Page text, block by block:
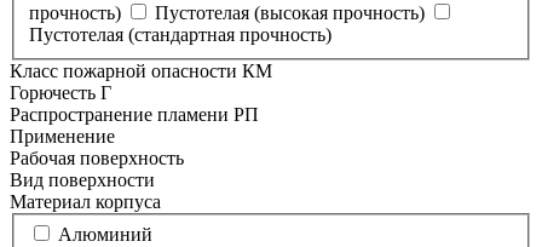
прочность)
Пустотелая (высокая прочность)
Пустотелая (стандартная прочность)
Класс пожарной опасности КМ
Горючесть Г
Распространение пламени РП
Применение
Рабочая поверхность
Вид поверхности
Материал корпуса
Алюминий